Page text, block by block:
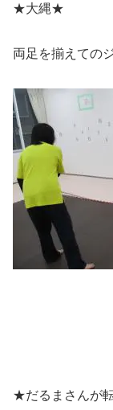
★大縄★
両足を揃えての
★だるまさんが